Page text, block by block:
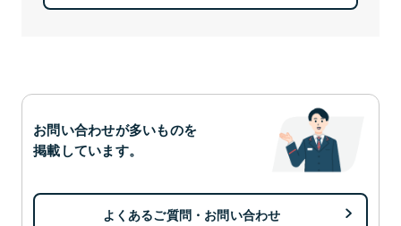
お問い合わせが多いものを
掲載しています。
よくあるご質問・お問い合わせ